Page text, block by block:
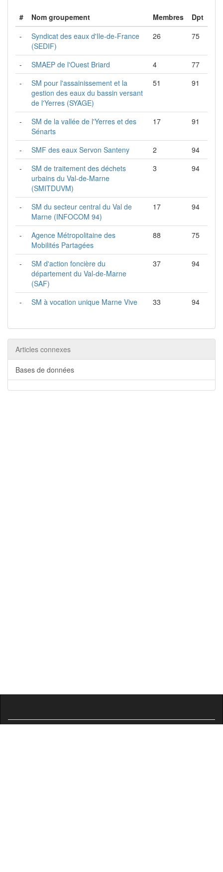
# Nom groupement Membres
Dpt
-
Syndicat des eaux d'Ile-de-France
(SEDIF)
26 75
- SMAEP de l'Ouest Briard 4
77
-
SM pour l'assainissement et la
gestion des eaux du bassin versant
de l'Yerres (SYAGE)
51 91
-
SM de la vallée de l'Yerres et des
Sénarts
17 91
- SMF des eaux Servon Santeny 2
94
-
SM de traitement des déchets
urbains du Val-de-Marne
(SMITDUVM)
3 94
-
SM du secteur central du Val de
Marne (INFOCOM 94)
17 94
-
Agence Métropolitaine des
Mobilités Partagées
88 75
-
SM d'action foncière du
département du Val-de-Marne
(SAF)
37 94
- SM à vocation unique Marne Vive 33 94
Articles connexes
Bases de données